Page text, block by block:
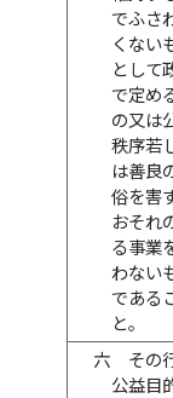
でふさ
くない
として
で定め
の又は
秩序若
は善良
俗を害
おそれ
る事業
わない
である
と。
六
その
公益目